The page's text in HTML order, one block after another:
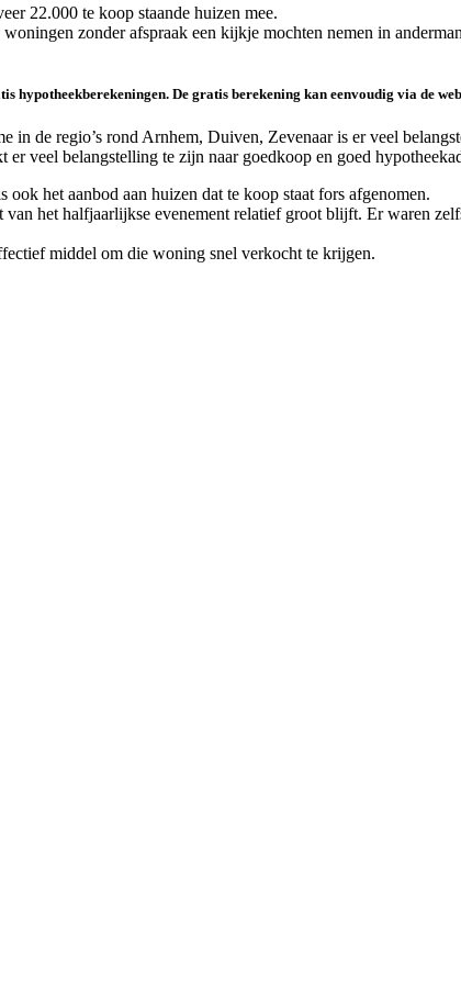
22.000 te koop staande huizen mee.
zonder afspraak een kijkje mochten nemen in
De gratis berekening kan eenvoudig via de
de regio’s rond Arnhem, Duiven, Zevenaar is er veel
veel belangstelling te zijn naar goedkoop en goed
het aanbod aan huizen dat te koop staat fors afgenomen.
het halfjaarlijkse evenement relatief groot blijft. Er waren
middel om die woning snel verkocht te krijgen.